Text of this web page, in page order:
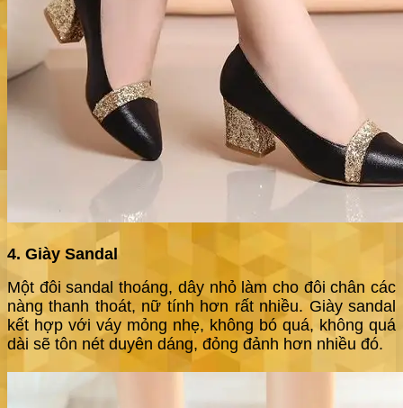
4. Giày Sandal
Một đôi sandal thoáng, dây nhỏ làm cho đôi chân các
nàng thanh thoát, nữ tính hơn rất nhiều. Giày sandal
kết hợp với váy mỏng nhẹ, không bó quá, không quá
dài sẽ tôn nét duyên dáng, đỏng đảnh hơn nhiều đó.